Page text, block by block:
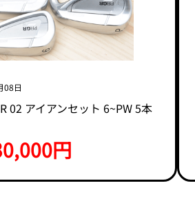
08日
02 アイアンセット 6~PW 5本
円